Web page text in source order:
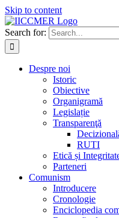
Skip to content
Search for:
Despre noi
Istoric
Obiective
Organigramă
Legislație
Transparenţă
RUTI
Etică și
Parteneri
Comunism
Introducere
Cronologie
Enciclopedia